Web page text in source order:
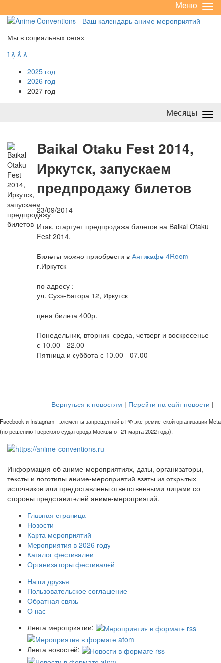
/
Меню
Мы в социальных сетях
   
2025 год
2026 год
2027 год
Месяцы
Baikal Otaku Fest 2014,
Иркутск, запускаем
предпродажу билетов
23/09/2014
Итак, стартует предпродажа билетов на Baikal Otaku
Fest 2014.
Билеты можно приобрести в Антикафе 4Room
г.Иркутск
по адресу :
ул. Сухэ-Батора 12, Иркутск
цена билета 400р.
Понедельник, вторник, среда, четверг и воскресенье
с 10.00 - 22.00
Пятница и суббота с 10.00 - 07.00
Вернуться к новостям | Перейти на сайт новости |
Facebook и Instagram - элементы запрещённой в РФ экстремистской организации Meta
(по решению Тверского суда города Москвы от 21 марта 2022 года).
Информация об аниме-мероприятиях, даты, организаторы,
тексты и логотипы аниме-мероприятий взяты из открытых
источников или предоставлены ответственными лицами со
стороны представителей аниме-мероприятий.
Главная страница
Новости
Карта мероприятий
Мероприятия в 2026 году
Каталог фестивалей
Организаторы фестивалей
Наши друзья
Пользовательское соглашение
Обратная связь
О нас
Лента мероприятий:
Лента новостей: